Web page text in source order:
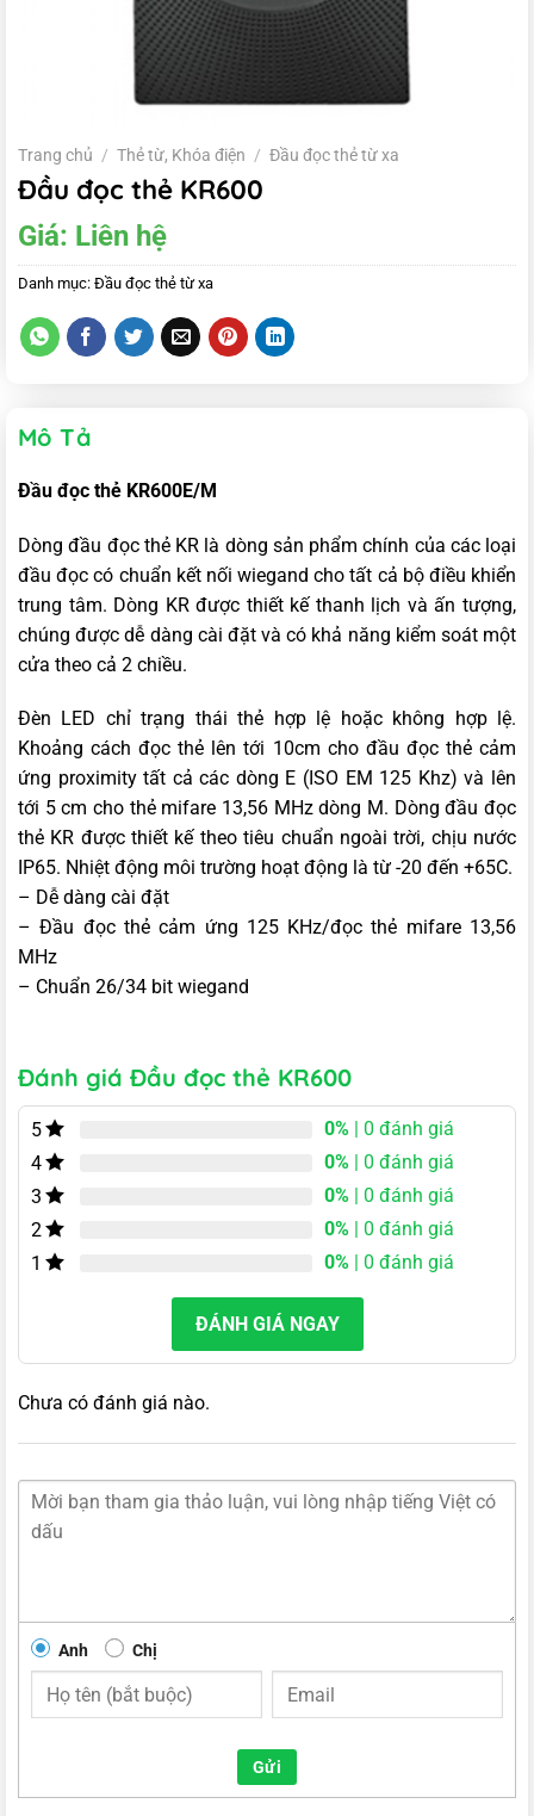
Trang chủ / Thẻ từ, Khóa điện / Đầu đọc thẻ từ xa
Đầu đọc thẻ KR600
Giá: Liên hệ
Danh mục: Đầu đọc thẻ từ xa
Mô Tả
Đầu đọc thẻ KR600E/M
Dòng đầu đọc thẻ KR là dòng sản phẩm chính của các loại
đầu đọc có chuẩn kết nối wiegand cho tất cả bộ điều khiển
trung tâm. Dòng KR được thiết kế thanh lịch và ấn tượng,
chúng được dễ dàng cài đặt và có khả năng kiểm soát một
cửa theo cả 2 chiều.
Đèn LED chỉ trạng thái thẻ hợp lệ hoặc không hợp lệ.
Khoảng cách đọc thẻ lên tới 10cm cho đầu đọc thẻ cảm
ứng proximity tất cả các dòng E (ISO EM 125 Khz) và lên
tới 5 cm cho thẻ mifare 13,56 MHz dòng M. Dòng đầu đọc
thẻ KR được thiết kế theo tiêu chuẩn ngoài trời, chịu nước
IP65. Nhiệt động môi trường hoạt động là từ -20 đến +65C.
– Dễ dàng cài đặt
– Đầu đọc thẻ cảm ứng 125 KHz/đọc thẻ mifare 13,56
MHz
– Chuẩn 26/34 bit wiegand
Đánh giá Đầu đọc thẻ KR600
5 0% | 0 đánh giá
4
0% | 0 đánh giá
3
0% | 0 đánh giá
2
0% | 0 đánh giá
1
0% | 0 đánh giá
ĐÁNH GIÁ NGAY
Chưa có đánh giá nào.
Anh Chị
Gửi